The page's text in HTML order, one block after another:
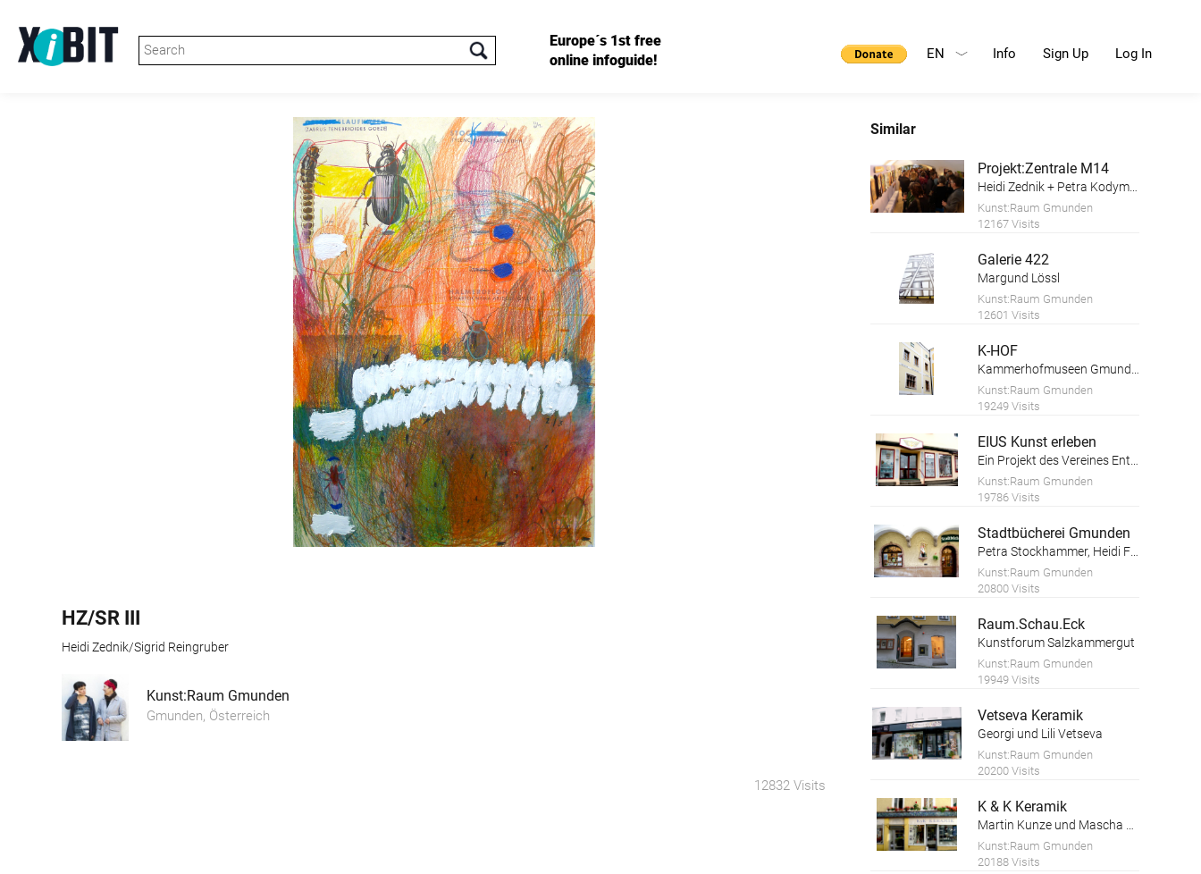
Europe´s 1st free
online infoguide!
Info Sign Up Log In
EN
HZ/SR III
Heidi Zednik/Sigrid Reingruber
Kunst:Raum Gmunden
Gmunden, Österreich
12832 Visits
Similar
Projekt:Zentrale M14
Kunst:Raum Gmunden
12167 Visits
Galerie 422
Margund Lössl
Kunst:Raum Gmunden
12601 Visits
K-HOF
Kunst:Raum Gmunden
19249 Visits
EIUS Kunst erleben
Kunst:Raum Gmunden
19786 Visits
Stadtbücherei Gmunden
Kunst:Raum Gmunden
20800 Visits
Raum.Schau.Eck
Kunstforum Salzkammergut
Kunst:Raum Gmunden
19949 Visits
Vetseva Keramik
Georgi und Lili Vetseva
Kunst:Raum Gmunden
20200 Visits
K & K Keramik
Kunst:Raum Gmunden
20188 Visits